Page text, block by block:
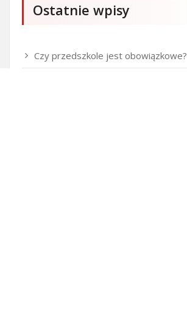
Ostatnie wpisy
Czy przedszkole jest obowiązkowe?